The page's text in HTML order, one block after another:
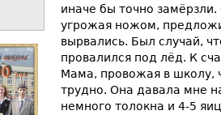
иначе бы точно
угрожая ножом,
вырвались. Был случай,
провалился под лёд. К
Мама, провожая в школу,
трудно. Она давала мне
немного толокна и 4-5